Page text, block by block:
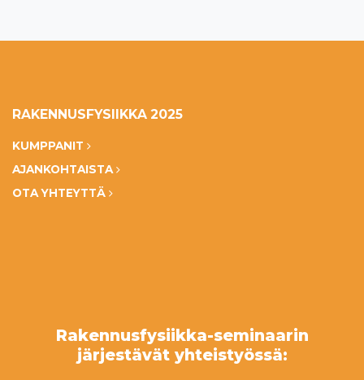
RAKENNUSFYSIIKKA 2025
KUMPPANIT
AJANKOHTAISTA
OTA YHTEYTTÄ
Rakennusfysiikka-seminaarin
järjestävät yhteistyössä: